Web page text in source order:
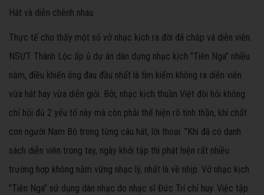
Hát và diễn chênh nhau
Thực tế cho thấy một số vở nhạc kịch ra đời đã chắp vá diễn viên.
NSƯT Thành Lộc ấp ủ dự án dàn dựng nhạc kịch "Tiên Nga" nhiều
năm, điều khiến ông đau đầu nhất là tìm kiếm không ra diễn viên
vừa hát hay vừa diễn giỏi. Bởi, nhạc kịch thuần Việt đòi hỏi không
chỉ hội đủ 2 yếu tố này mà còn phải thể hiện rõ tinh thần, khí chất
con người Nam Bộ trong từng câu hát, lời thoại. "Khi đã có danh
sách diễn viên trong tay, ngày khởi tập thì phát hiện rất nhiều
trường hợp không nắm vững nhạc lý, nhất là về nhịp. Vở nhạc kịch
"Tiên Nga" sử dụng dàn nhạc do nhạc sĩ Đức Trí chỉ huy. Việc tập